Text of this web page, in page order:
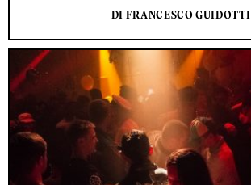
DI FRANCESCO GUIDOTTI